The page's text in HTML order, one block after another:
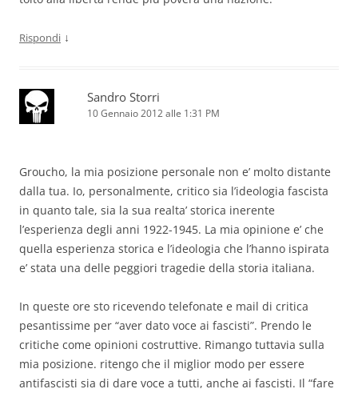
Rispondi ↓
Sandro Storri
10 Gennaio 2012 alle 1:31 PM
Groucho, la mia posizione personale non e’ molto distante
dalla tua. Io, personalmente, critico sia l’ideologia fascista
in quanto tale, sia la sua realta’ storica inerente
l’esperienza degli anni 1922-1945. La mia opinione e’ che
quella esperienza storica e l’ideologia che l’hanno ispirata
e’ stata una delle peggiori tragedie della storia italiana.
In queste ore sto ricevendo telefonate e mail di critica
pesantissime per “aver dato voce ai fascisti”. Prendo le
critiche come opinioni costruttive. Rimango tuttavia sulla
mia posizione. ritengo che il miglior modo per essere
antifascisti sia di dare voce a tutti, anche ai fascisti. Il “fare